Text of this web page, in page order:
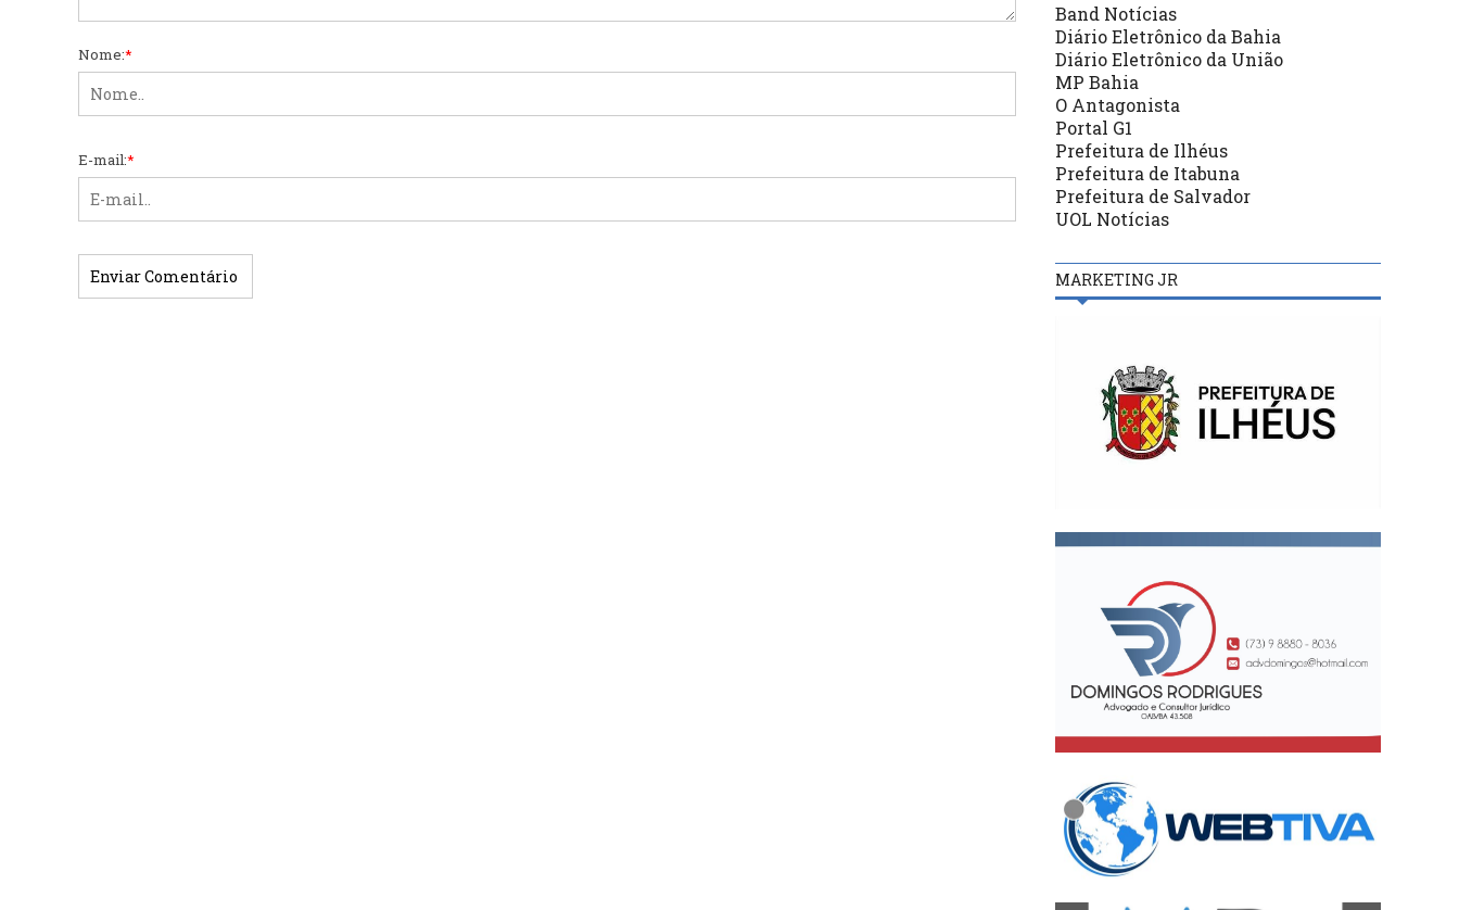
Nome:*
E-mail:*
Band Notícias
Diário Eletrônico da Bahia
Diário Eletrônico da União
MP Bahia
O Antagonista
Portal G1
Prefeitura de Ilhéus
Prefeitura de Itabuna
Prefeitura de Salvador
UOL Notícias
MARKETING JR